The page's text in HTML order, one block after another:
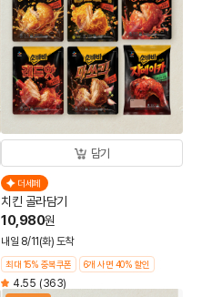
담기
더세페
치킨 골라담기
10,980원
내일 8/11(화) 도착
최대 15% 중복쿠폰 6개 사면 40% 할인
4.55 (363)